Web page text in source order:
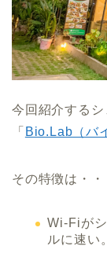
今回紹介する
「 Bio.Lab（バ
その特徴は・・
Wi-Fiが
ルに速い